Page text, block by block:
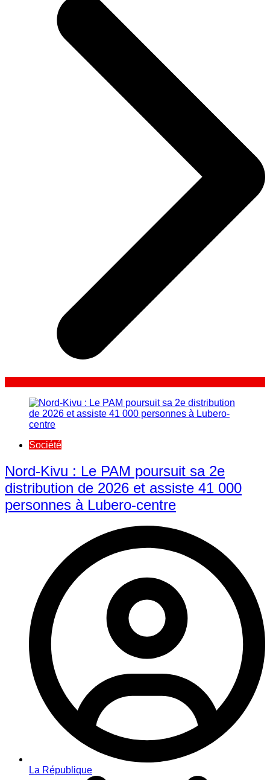
Société
Nord-Kivu : Le PAM poursuit sa 2e
distribution de 2026 et assiste 41 000
personnes à Lubero-centre
La République